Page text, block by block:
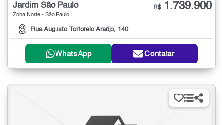
Jardim São Paulo
Zona Norte - São Paulo
Rua Augusto Tortorelo Araújo, 140
R$ 1.739.900
WhatsApp Contatar